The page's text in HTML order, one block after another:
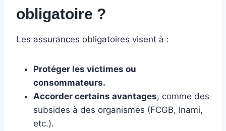
obligatoire ?
Les assurances obligatoires visent à :
Protéger les victimes ou
consommateurs.
Accorder certains avantages, comme des
subsides à des organismes (FCGB, Inami,
etc.).